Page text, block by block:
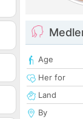
Age
Her for
Land
By